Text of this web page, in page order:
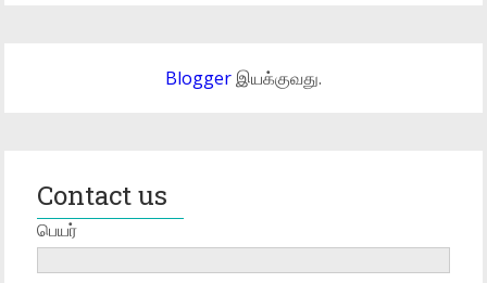
Bloggerஇயக்குவது.
Contact us
பெயர்